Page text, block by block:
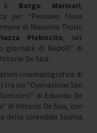
è Borgo Marinari,
per “Pensavo fosse
di Massimo Troisi,
Plebiscito, set
giornate di Napoli” di
De Sica.
cinematografica di
cui “Operazione San
di Eduardo De
di Vittorio De Sica, con
della splendida Sophia